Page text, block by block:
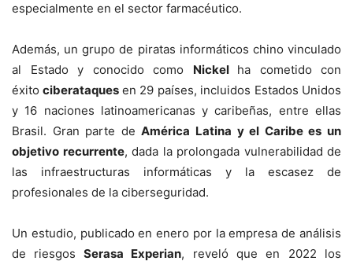
especialmente en el sector farmacéutico.
Además, un grupo de piratas informáticos chino vinculado
al Estado y conocido como Nickel ha cometido con
éxitociberataques en 29 países, incluidos Estados Unidos
y 16 naciones latinoamericanas y caribeñas, entre ellas
Brasil. Gran parte deAmérica Latina y el Caribe es un
objetivo recurrente, dada la prolongada vulnerabilidad de
las infraestructuras informáticas y la escasez de
profesionales de la ciberseguridad.
Un estudio, publicado en enero por la empresa de análisis
de riesgos Serasa Experian, reveló que en 2022 los